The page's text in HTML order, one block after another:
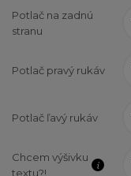
Potlač na zadnú
stranu
Potlač pravý rukáv
Potlač ľavý rukáv
Chcem výšivku
textu?!